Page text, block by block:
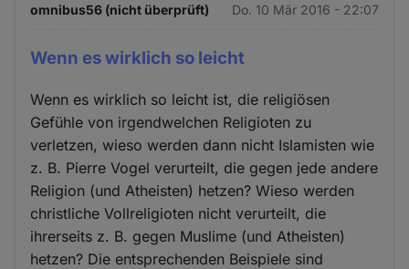
omnibus56 (nicht überprüft) Do. 10 Mär 2016 - 22:07
Wenn es wirklich so leicht
Wenn es wirklich so leicht ist, die religiösen
Gefühle von irgendwelchen Religioten zu
verletzen, wieso werden dann nicht Islamisten wie
z. B. Pierre Vogel verurteilt, die gegen jede andere
Religion (und Atheisten) hetzen? Wieso werden
christliche Vollreligioten nicht verurteilt, die
ihrerseits z. B. gegen Muslime (und Atheisten)
hetzen? Die entsprechenden Beispiele sind